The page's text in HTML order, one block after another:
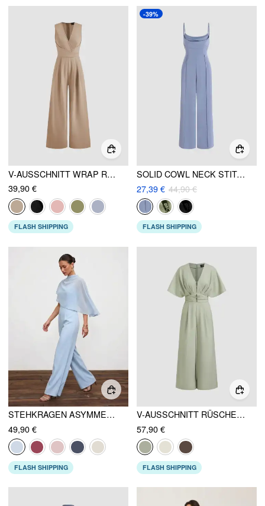
V-AUSSCHNITT WRAP REISSVERSCHLUSS BREITBEINIGER OVERALLS
39,90 €
FLASH SHIPPING
-39%
SOLID COWL NECK STITCH OVERALL
27,39 € 44,90 €
FLASH SHIPPING
STEHKRAGEN ASYMMETRISCHER UMHANG ÄRMEL MID RISE WIDE LEG JUMPSUIT
49,90 €
FLASH SHIPPING
V-AUSSCHNITT RÜSCHEN DOLMAN ÄRMEL JUMPSUIT AUS LEINENMISCHUNG
57,90 €
FLASH SHIPPING